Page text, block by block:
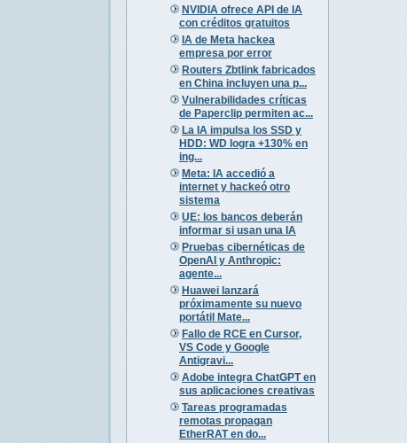
NVIDIA ofrece API de IA
con créditos gratuitos
IA de Meta hackea
empresa por error
Routers Zbtlink fabricados
en China incluyen una p...
Vulnerabilidades críticas
de Paperclip permiten ac...
La IA impulsa los SSD y
HDD: WD logra +130% en
ing...
Meta: IA accedió a
internet y hackeó otro
sistema
UE: los bancos deberán
informar si usan una IA
Pruebas cibernéticas de
OpenAI y Anthropic:
agente...
Huawei lanzará
próximamente su nuevo
portátil Mate...
Fallo de RCE en Cursor,
VS Code y Google
Antigravi...
Adobe integra ChatGPT en
sus aplicaciones creativas
Tareas programadas
remotas propagan
EtherRAT en do...